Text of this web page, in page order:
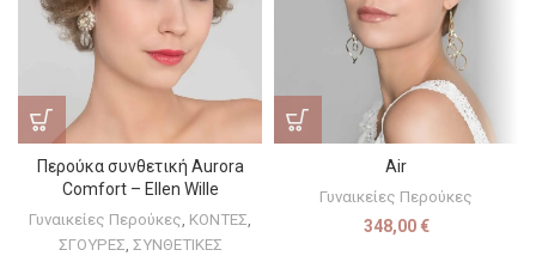
Περούκα συνθετική Aurora
Comfort – Ellen Wille
Γυναικείες Περούκες ΚΟΝΤΕΣ
ΣΓΟΥΡΕΣ ΣΥΝΘΕΤΙΚΕΣ
Air
Γυναικείες Περούκες
348,00 €